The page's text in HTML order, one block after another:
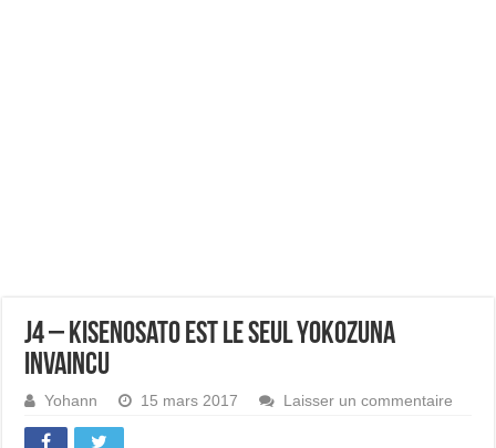
J4 – Kisenosato est le seul yokozuna
invaincu
Yohann 15 mars 2017 Laisser un commentaire